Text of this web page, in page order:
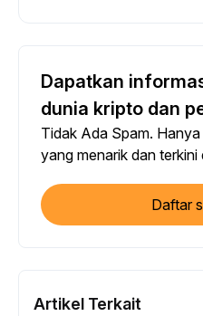
Dapatkan
dunia kripto dan
Tidak Ada Spam.
yang menarik dan
Daftar
Artikel Terkait